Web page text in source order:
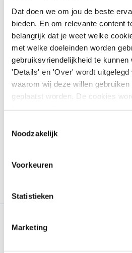
Dat doen we om jou de beste
bieden. En om relevante content
belangrijk dat je weet welke
met welke doeleinden worden
gebruiksvriendelijkheid te kunnen
'Details' en 'Over' wordt uitgelegd
waarom wij deze willen
geplaatst worden. De cookies
Noodzakelijk
Voorkeuren
Statistieken
Marketing
Nieuwsbrief
Schrijf je in voor onze CSUnieuwsbrief
inspiratie en inzichten zodat jijweet
E-mailadres